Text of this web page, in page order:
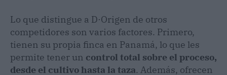
Lo que distingue a D·Origen de otros
competidores son varios factores. Primero,
tienen su propia finca en Panamá, lo que les
permite tener un control total sobre el proceso,
desde el cultivo hasta la taza. Además, ofrecen